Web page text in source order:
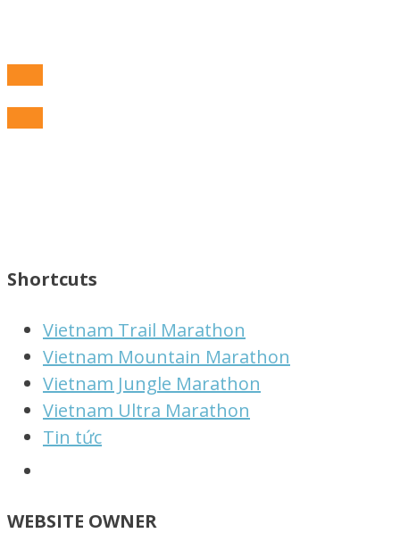
Shortcuts
Vietnam Trail Marathon
Vietnam Mountain Marathon
Vietnam Jungle Marathon
Vietnam Ultra Marathon
Tin tức
WEBSITE OWNER